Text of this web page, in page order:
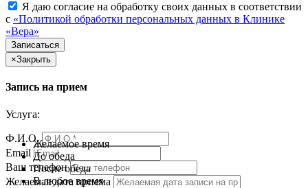
Я даю согласие на обработку своих данных в соответствии
с «Политикой обработки персональных данных в Клинике
«Вера»
×Закрыть
Запись на прием
Услуга:
Ф.И.О.
Email
Ваш телефон
Желаемая дата приема
Желаемое время
До обеда
После обеда
В любое время